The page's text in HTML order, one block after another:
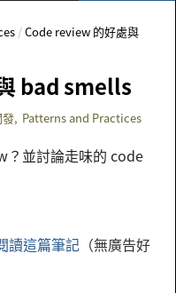
/Code review 的好處與
bad smells
, Patterns and Practices
？並討論走味的 code
讀這篇筆記 （無廣告好